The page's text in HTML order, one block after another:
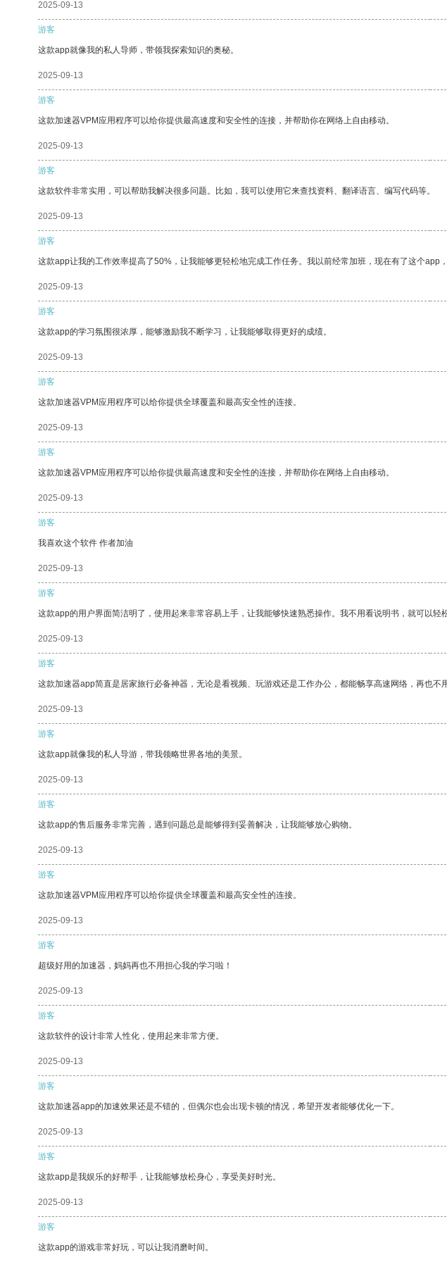
2025-09-13
游客
这款app就像我的私人导师，带领我探索知识的奥秘。
2025-09-13
游客
这款加速器VPM应用程序可以给你提供最高速度和安全性的连接，并帮助你在网络上自由移动。
2025-09-13
游客
这款软件非常实用，可以帮助我解决很多问题。比如，我可以使用它来查找资料、翻译语言、编写代码等。
2025-09-13
游客
这款app让我的工作效率提高了50%，让我能够更轻松地完成工作任务。我以前经常加班，现在有了这个app
2025-09-13
游客
这款app的学习氛围很浓厚，能够激励我不断学习，让我能够取得更好的成绩。
2025-09-13
游客
这款加速器VPM应用程序可以给你提供全球覆盖和最高安全性的连接。
2025-09-13
游客
这款加速器VPM应用程序可以给你提供最高速度和安全性的连接，并帮助你在网络上自由移动。
2025-09-13
游客
我喜欢这个软件 作者加油
2025-09-13
游客
这款app的用户界面简洁明了，使用起来非常容易上手，让我能够快速熟悉操作。我不用看说明书，就可以轻
2025-09-13
游客
这款加速器app简直是居家旅行必备神器，无论是看视频、玩游戏还是工作办公，都能畅享高速网络，再也
2025-09-13
游客
这款app就像我的私人导游，带我领略世界各地的美景。
2025-09-13
游客
这款app的售后服务非常完善，遇到问题总是能够得到妥善解决，让我能够放心购物。
2025-09-13
游客
这款加速器VPM应用程序可以给你提供全球覆盖和最高安全性的连接。
2025-09-13
游客
超级好用的加速器，妈妈再也不用担心我的学习啦！
2025-09-13
游客
这款软件的设计非常人性化，使用起来非常方便。
2025-09-13
游客
这款加速器app的加速效果还是不错的，但偶尔也会出现卡顿的情况，希望开发者能够优化一下。
2025-09-13
游客
这款app是我娱乐的好帮手，让我能够放松身心，享受美好时光。
2025-09-13
游客
这款app的游戏非常好玩，可以让我消磨时间。